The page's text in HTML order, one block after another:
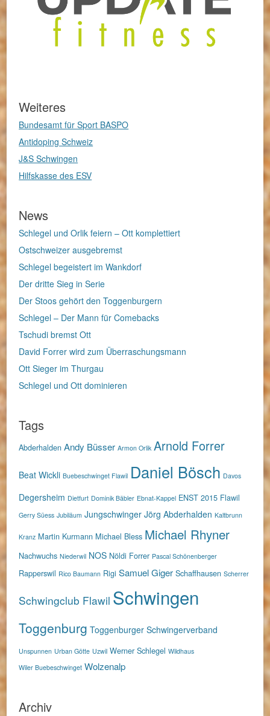
Weiteres
Bundesamt für Sport BASPO
Antidoping Schweiz
J&S Schwingen
Hilfskasse des ESV
News
Schlegel und Orlik feiern – Ott komplettiert
Ostschweizer ausgebremst
Schlegel begeistert im Wankdorf
Der dritte Sieg in Serie
Der Stoos gehört den Toggenburgern
Schlegel – Der Mann für Comebacks
Tschudi bremst Ott
David Forrer wird zum Überraschungsmann
Ott Sieger im Thurgau
Schlegel und Ott dominieren
Tags
Abderhalden Andy Büsser Armon Orlik Arnold Forrer
Beat Wickli Buebeschwinget Flawil Daniel Bösch Davos
Degersheim Dietfurt Dominik Bäbler Ebnat-Kappel ENST 2015 Flawil
Gerry Süess Jubiläum Jungschwinger Jörg Abderhalden Kaltbrunn
Kranz Martin Kurmann Michael Bless Michael Rhyner
Nachwuchs Niederwil NOS Nöldi Forrer Pascal Schönenberger
Rapperswil Rico Baumann Rigi Samuel Giger Schaffhausen Scherrer
Schwingclub Flawil Schwingen
Toggenburg Toggenburger Schwingerverband
Unspunnen Urban Götte Uzwil Werner Schlegel Wildhaus
Wiler Buebeschwinget Wolzenalp
Archiv